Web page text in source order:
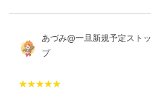
あづみ@一旦新規予定ストッ
プ